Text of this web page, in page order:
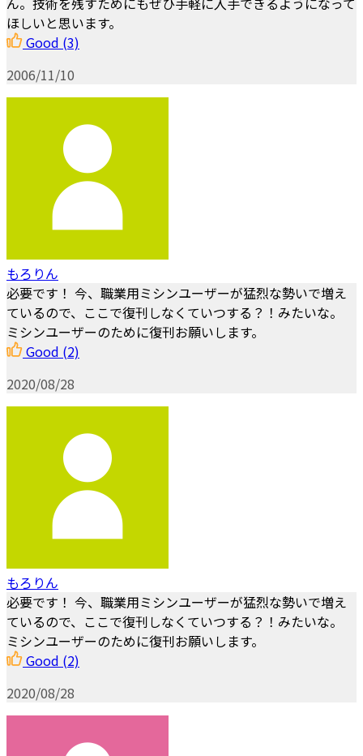
ほしいと思います。
Good (3)
2006/11/10
もろりん
必要です！ 今、職業用ミシンユーザーが猛烈な勢いで増え
ているので、ここで復刊しなくていつする？！みたいな。
ミシンユーザーのために復刊お願いします。
Good (2)
2020/08/28
もろりん
必要です！ 今、職業用ミシンユーザーが猛烈な勢いで増え
ているので、ここで復刊しなくていつする？！みたいな。
ミシンユーザーのために復刊お願いします。
Good (2)
2020/08/28